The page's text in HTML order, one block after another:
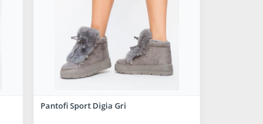
Pantofi Sport Digia Gri